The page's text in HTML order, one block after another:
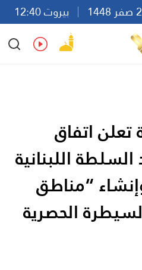
بيروت 12:40
Ar
En Fr Es
تعلن اتفاق
اللبنانية
“مناطق
الحصرية